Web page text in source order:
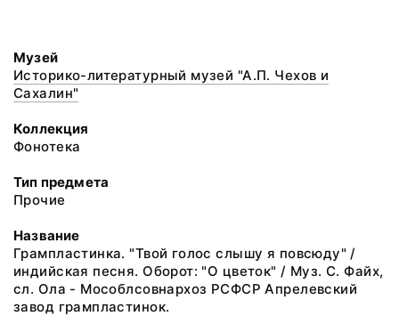
Музей
Историко-литературный музей "А.П. Чехов и
Сахалин"
Коллекция
Фонотека
Тип предмета
Прочие
Название
Грампластинка. "Твой голос слышу я повсюду" /
индийская песня. Оборот: "О цветок" / Муз. С. Файх,
сл. Ола - Мособлсовнархоз РСФСР Апрелевский
завод грампластинок.